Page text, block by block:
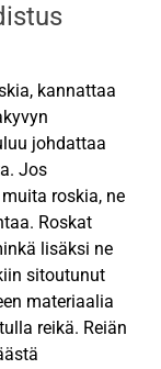
kannattaa
johdattaa
Jos
roskia, ne
Roskat
lisäksi ne
sitoutunut
materiaalia
reikä. Reiän